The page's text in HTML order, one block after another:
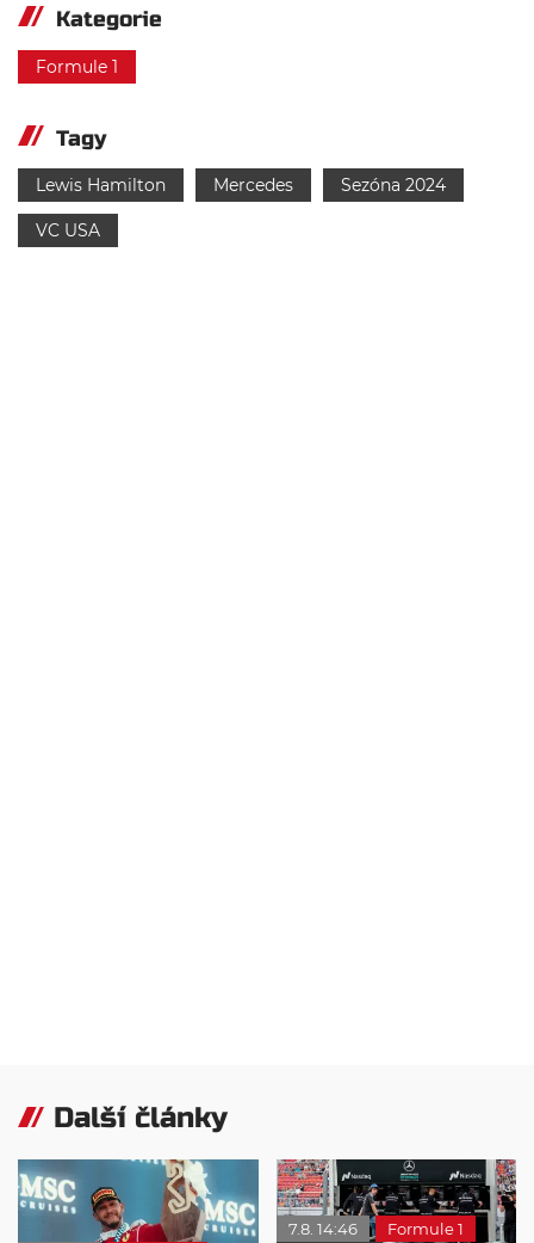
Kategorie
Formule 1
Tagy
Lewis Hamilton Mercedes Sezóna 2024
VC USA
Další články
7.8. 14:46
Formule 1